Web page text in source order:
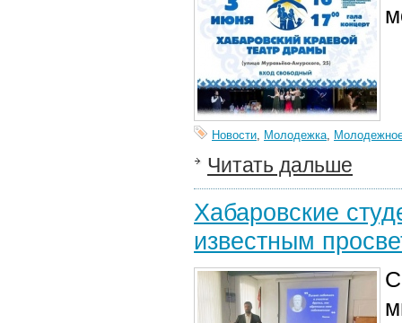
Новости, Молодежка,
Читать дальше
Хабаровские
известным